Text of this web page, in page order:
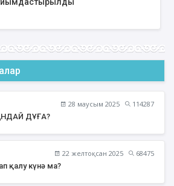
28 маусым 2025
114287
ДҰҒА?
22 желтоқсан 2025
68475
қалу күнә ма?